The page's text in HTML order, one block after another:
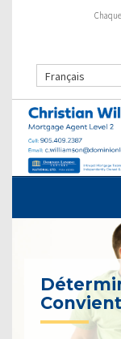
Français
Convient